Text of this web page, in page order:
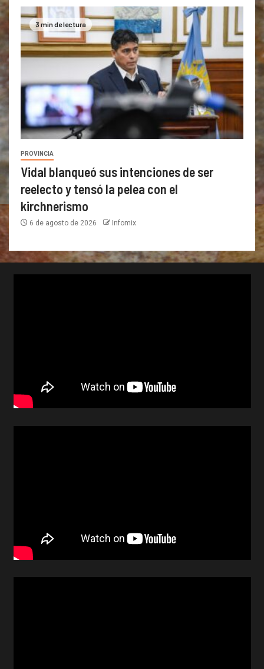
3 min de lectura
PROVINCIA
Vidal blanqueó sus intenciones de ser
reelecto y tensó la pelea con el
kirchnerismo
6 de agosto de 2026 Infomix